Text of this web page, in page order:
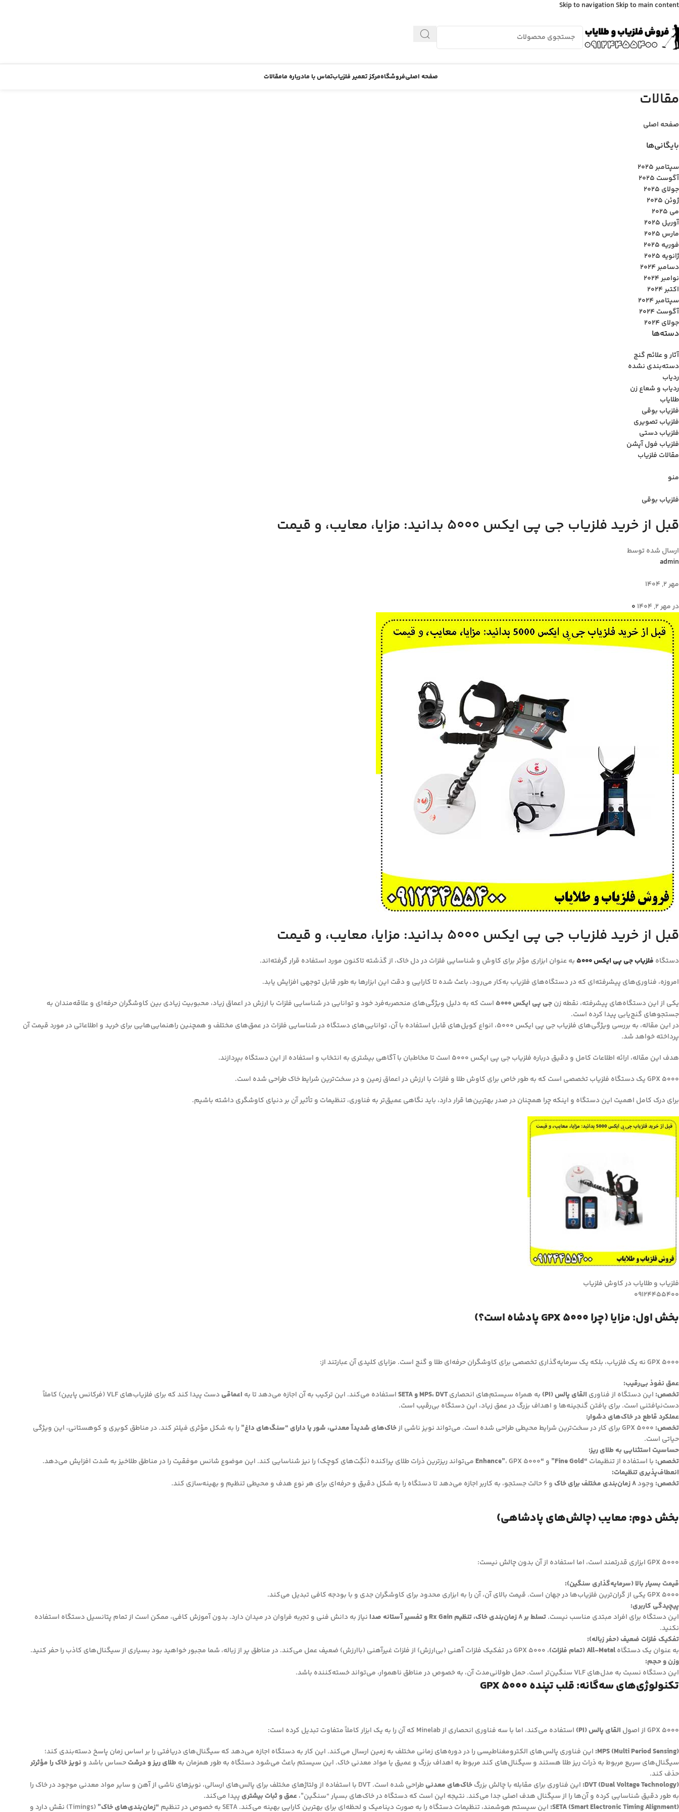
Skip to navigationSkip to main content
صفحه اصلیفروشگاهمرکز تعمیر فلزیابتماس با مادرباره مامقالات
مقالات
صفحه اصلی
بایگانی‌ها
سپتامبر 2025
آگوست 2025
جولای 2025
ژوئن 2025
می 2025
آوریل 2025
مارس 2025
فوریه 2025
ژانویه 2025
دسامبر 2024
نوامبر 2024
اکتبر 2024
سپتامبر 2024
آگوست 2024
جولای 2024
دسته‌ها
آثار و علائم گنج
دسته‌بندی نشده
ردیاب
ردیاب و شعاع زن
طلایاب
فلزیاب بوقی
فلزیاب تصویری
فلزیاب دستی
فلزیاب فول آپشن
مقالات فلزیاب
منو
فلزیاب بوقی
قبل از خرید فلزیاب جی پی ایکس 5000 بدانید: مزایا، معایب، و قیمت
ارسال شده توسط
admin
مهر 2, 1404
در مهر 2, 1404
0
قبل از خرید فلزیاب جی پی ایکس 5000 بدانید: مزایا، معایب، و قیمت
دستگاه فلزیاب‌ جی پی ایکس ۵۰۰۰
به عنوان ابزاری مؤثر برای کاوش و شناسایی فلزات در دل خاک، از گذشته تاکنون مورد استفاده قرار گرفته‌اند.
امروزه، فناوری‌های پیشرفته‌ای که در دستگاه‌های فلزیاب به‌کار می‌رود، باعث شده تا کارایی و دقت این ابزارها به طور قابل توجهی افزایش یابد.
یکی از این دستگاه‌های پیشرفته، نقطه زنجی پی ایکس ۵۰۰۰
است که به دلیل ویژگی‌های منحصربه‌فرد خود و توانایی در شناسایی فلزات با ارزش در اعماق زیاد، محبوبیت زیادی بین کاوشگران حرفه‌ای و علاقه‌مندان به
جستجوهای گنج‌یابی پیدا کرده است.
در این مقاله، به بررسی ویژگی‌های فلزیاب جی پی ایکس ۵۰۰۰، انواع کویل‌های قابل استفاده با آن، توانایی‌های دستگاه در شناسایی فلزات در عمق‌های مختلف و همچنین راهنمایی‌هایی برای خرید و اطلاعاتی در مورد قیمت آن
پرداخته خواهد شد.
هدف این مقاله، ارائه اطلاعات کامل و دقیق درباره فلزیاب جی پی ایکس ۵۰۰۰ است تا مخاطبان با آگاهی بیشتری به انتخاب و استفاده از این دستگاه بپردازند.
GPX 5000 یک دستگاه فلزیاب تخصصی است که به طور خاص برای کاوش طلا و فلزات با ارزش در اعماق زمین و در سخت‌ترین شرایط خاک طراحی شده است.
برای درک کامل اهمیت این دستگاه و اینکه چرا همچنان در صدر بهترین‌ها قرار دارد، باید نگاهی عمیق‌تر به فناوری، تنظیمات و تأثیر آن بر دنیای کاوشگری داشته باشیم.
فلزیاب و طلایاب در کاوش فلزیاب
09124455400
بخش اول: مزایا (چرا GPX 5000 پادشاه است؟)
GPX 5000 نه یک فلزیاب، بلکه یک سرمایه‌گذاری تخصصی برای کاوشگران حرفه‌ای طلا و گنج است. مزایای کلیدی آن عبارتند از:
عمق نفوذ بی‌رقیب:
تخصص: این دستگاه از فناوری القای پالس (PI) به همراه سیستم‌های انحصاریMPS، DVT و SETA استفاده می‌کند. این ترکیب به آن اجازه می‌دهد تا به اعماقی
دست پیدا کند که برای فلزیاب‌های VLF (فرکانس پایین) کاملاً
دست‌نیافتنی است. برای یافتن گنجینه‌ها و اهداف بزرگ در عمق زیاد، این دستگاه بی‌رقیب است.
عملکرد قاطع در خاک‌های دشوار:
تخصص:
خاک‌های شدیداً معدنی، شور یا دارای “سنگ‌های داغ” را به شکل مؤثری فیلتر کند. در مناطق کویری و کوهستانی، این ویژگی
حیاتی است.
حساسیت استثنایی به طلای ریز:
تخصص: با استفاده از تنظیمات “Fine Gold” و “Enhance”، GPX 5000 می‌تواند ریزترین ذرات طلای پراکنده (نَگِت‌های کوچک) را نیز شناسایی کند. این موضوع شانس موفقیت را در مناطق طلاخیز به شدت افزایش می‌دهد.
انعطاف‌پذیری تنظیمات:
تخصص: وجود8 زمان‌بندی مختلف برای خاک و 6 حالت جستجو، به کاربر اجازه می‌دهد تا دستگاه را به شکل دقیق و حرفه‌ای برای هر نوع هدف و محیطی تنظیم و بهینه‌سازی کند.
بخش دوم: معایب (چالش‌های پادشاهی)
GPX 5000 ابزاری قدرتمند است، اما استفاده از آن بدون چالش نیست:
قیمت بسیار بالا (سرمایه‌گذاری سنگین):
GPX 5000 یکی از گران‌ترین فلزیاب‌ها در جهان است. قیمت بالای آن، آن را به ابزاری محدود برای کاوشگران جدی و با بودجه کافی تبدیل می‌کند.
پیچیدگی کاربری:
این دستگاه برای افراد مبتدی مناسب نیست.تسلط بر 8 زمان‌بندی خاک، تنظیم Rx Gain و تفسیر آستانه صدا
نیاز به دانش فنی و تجربه فراوان در میدان دارد. بدون آموزش کافی، ممکن است از تمام پتانسیل دستگاه استفاده
نکنید.
تفکیک فلزات ضعیف (حفر زباله):
به عنوان یک دستگاهAll-Metal (تمام فلزات)
، GPX 5000 در تفکیک فلزات آهنی (بی‌ارزش) از فلزات غیرآهنی (باارزش) ضعیف عمل می‌کند. در مناطق پر از زباله، شما مجبور خواهید بود بسیاری از سیگنال‌های کاذب را حفر کنید.
وزن و حجم:
این دستگاه نسبت به مدل‌های VLF سنگین‌تر است. حمل طولانی‌مدت آن، به خصوص در مناطق ناهموار، می‌تواند خسته‌کننده باشد.
تکنولوژی‌های سه‌گانه: قلب تپنده GPX 5000
GPX 5000 از اصول القای پالس (PI)
استفاده می‌کند، اما با سه فناوری انحصاری از Minelab که آن را به یک ابزار کاملاً متفاوت تبدیل کرده است:
MPS (Multi Period Sensing): این فناوری پالس‌های الکترومغناطیسی را در دوره‌های زمانی مختلف به زمین ارسال می‌کند. این کار به دستگاه اجازه می‌دهد که سیگنال‌های دریافتی را بر اساس زمان پاسخ دسته‌بندی کند؛
سیگنال‌های سریع مربوط به ذرات ریز طلا هستند و سیگنال‌های کند مربوط به اهداف بزرگ و عمیق یا مواد معدنی خاک. این سیستم باعث می‌شود دستگاه به طور همزمان به طلای ریز و درشتحساس باشد و نویز خاک را مؤثرتر
حذف کند.
DVT (Dual Voltage Technology): این فناوری برای مقابله با چالش بزرگخاک‌های معدنی
طراحی شده است. DVT با استفاده از ولتاژهای مختلف برای پالس‌های ارسالی، نویزهای ناشی از آهن و سایر مواد معدنی موجود در خاک را
به طور دقیق شناسایی کرده و آن‌ها را از سیگنال هدف اصلی جدا می‌کند. نتیجه این است که دستگاه در خاک‌های بسیار “سنگین”،عمق و ثبات بیشتریپیدا می‌کند.
SETA (Smart Electronic Timing Alignment): این سیستم هوشمند، تنظیمات دستگاه را به صورت دینامیک و لحظه‌ای برای بهترین کارایی بهینه می‌کند. SETA به خصوص در تنظیم “زمان‌بندی‌های خاک” (Timings) نقش دارد و